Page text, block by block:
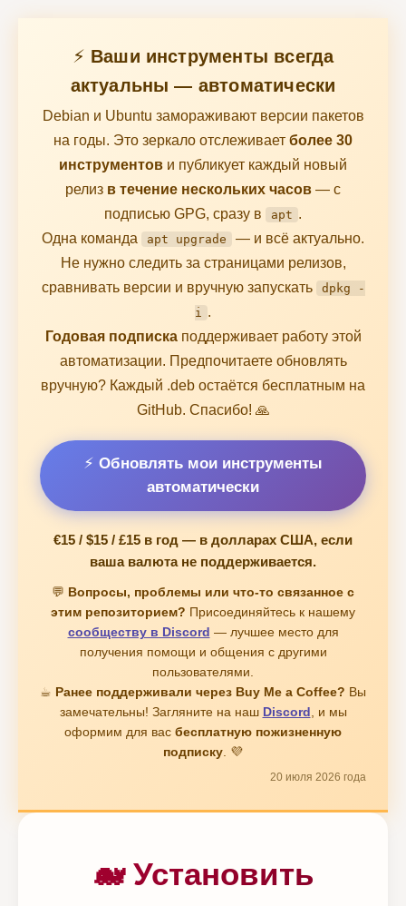
⚡ Ваши инструменты всегда
актуальны — автоматически
Debian и Ubuntu замораживают версии пакетов
на годы. Это зеркало отслеживает более 30
инструментов и публикует каждый новый
релиз в течение нескольких часов — с
подписью GPG, сразу в
apt .
Одна команда
apt upgrade
— и всё актуально.
Не нужно следить за страницами релизов,
сравнивать версии и вручную запускать
dpkg -
i .
Годовая подпискаподдерживает работу этой
автоматизации. Предпочитаете обновлять
вручную? Каждый .deb остаётся бесплатным на
GitHub. Спасибо! 🙏
⚡ Обновлять мои инструменты
автоматически
€15 / $15 / £15 в год — в долларах США, если
ваша валюта не поддерживается.
💬 Вопросы, проблемы или что-то связанное с
этим репозиторием? Присоединяйтесь к нашему
сообществу в Discord — лучшее место для
получения помощи и общения с другими
пользователями.
☕ Ранее поддерживали через Buy Me a Coffee? Вы
замечательны! Загляните на наш Discord , и мы
оформим для вас бесплатную пожизненную
подписку . 💜
20 июля 2026 года
🐋 Установить